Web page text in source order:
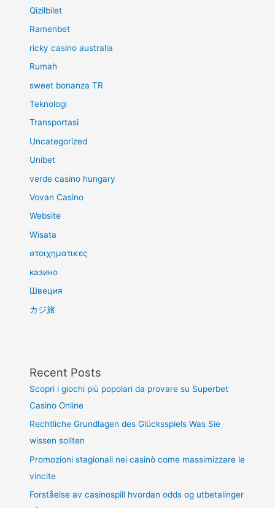
Qizilbilet
Ramenbet
ricky casino australia
Rumah
sweet bonanza TR
Teknologi
Transportasi
Uncategorized
Unibet
verde casino hungary
Vovan Casino
Website
Wisata
στοιχηματικες
казино
Швеция
カジ旅
Recent Posts
Scopri i giochi più popolari da provare su Superbet
Casino Online
Rechtliche Grundlagen des Glücksspiels Was Sie
wissen sollten
Promozioni stagionali nei casinò come massimizzare le
vincite
Forståelse av casinospill hvordan odds og utbetalinger